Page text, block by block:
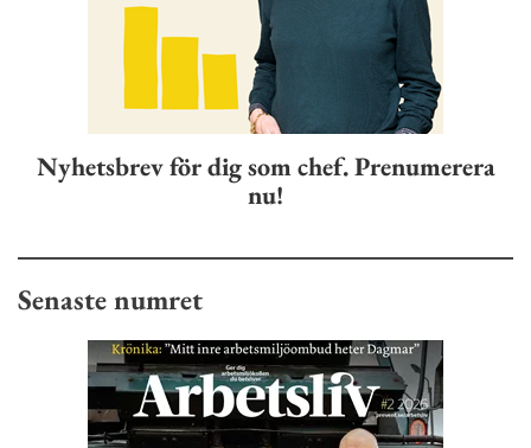
Nyhetsbrev för dig som chef. Prenumerera
nu!
Senaste numret